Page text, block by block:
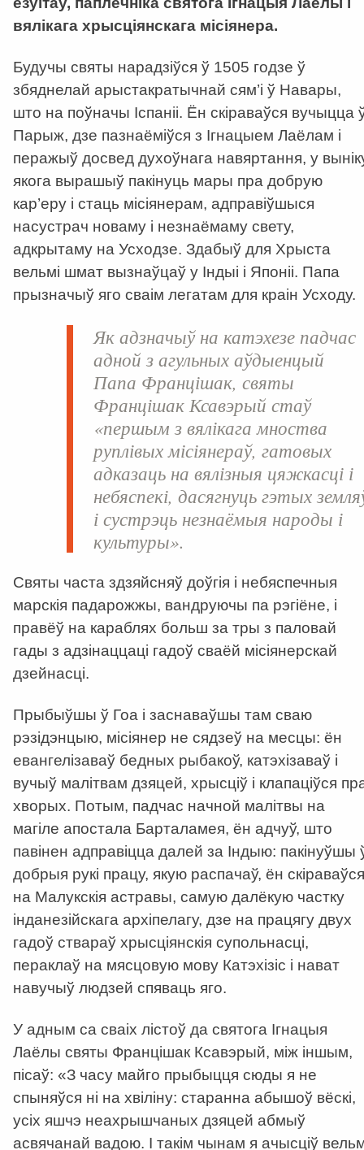
вялікага хрысціянскага місіянера.
Будучы святы нарадзіўся ў 1505 годзе ў
збяднелай арыстакратычнай сям’і ў Навары,
што на поўначы Іспаніі. Ён скіраваўся вучыцца
Парыж, дзе пазнаёміўся з Ігнацыем Лаёлам і
перажыў досвед духоўнага навяртання, у
якога вырашыў пакінуць мары пра добрую
кар’еру і стаць місіянерам, адправіўшыся
насустрач новаму і незнаёмаму свету,
адкрытаму на Усходзе. Здабыў для Хрыста
вельмі шмат вызнаўцаў у Індыі і Японіі. Папа
прызначыў яго сваім легатам для краін Усходу.
Як адзначыў на катэхезе падчас
адной з агульных аўдыенцый
Папа Францішак, святы
Францішак Ксавэрый стаў
«першым з вялікага мноства
руплівых місіянераў, гатовых
адказаць на вялізныя цяжкасці і
небяспекі, дасягнуць гэтых
і сустрэць незнаёмыя народы і
культуры».
Святы часта здзяйсняў доўгія і небяспечныя
марскія падарожжы, вандруючы па рэгіёне, і
правёў на караблях больш за тры з паловай
гады з адзінаццаці гадоў сваёй місіянерскай
дзейнасці.
Прыбыўшы ў Гоа і заснаваўшы там сваю
рэзідэнцыю, місіянер не сядзеў на месцы: ён
евангелізаваў бедных рыбакоў, катэхізаваў і
вучыў малітвам дзяцей, хрысціў і клапаціўся
хворых. Потым, падчас начной малітвы на
магіле апостала Барталамея, ён адчуў, што
павінен адправіцца далей за Індыю: пакінуўшы
добрыя рукі працу, якую распачаў, ён скіраваўся
на Малукскія астравы, самую далёкую частку
інданезійскага архіпелагу, дзе на працягу двух
гадоў ствараў хрысціянскія супольнасці,
пераклаў на мясцовую мову Катэхізіс і нават
навучыў людзей спяваць яго.
У адным са сваіх лістоў да святога Ігнацыя
Лаёлы святы Францішак Ксавэрый, між іншым,
пісаў: «З часу майго прыбыцця сюды я не
спыняўся ні на хвіліну: старанна абышоў вёскі,
усіх яшчэ неахрышчаных дзяцей абмыў
асвячанай вадою. І такім чынам я ачысціў